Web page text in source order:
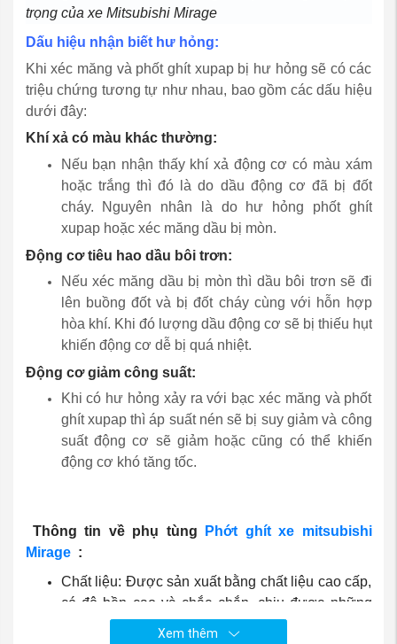
trọng của xe Mitsubishi Mirage
Dấu hiệu nhận biết hư hỏng:
Khi xéc măng và phốt ghít xupap bị hư hỏng sẽ có các
triệu chứng tương tự như nhau, bao gồm các dấu hiệu
dưới đây:
Khí xả có màu khác thường:
Nếu bạn nhận thấy khí xả động cơ có màu xám
hoặc trắng thì đó là do dầu động cơ đã bị đốt
cháy. Nguyên nhân là do hư hỏng phốt ghít
xupap hoặc xéc măng dầu bị mòn.
Động cơ tiêu hao dầu bôi trơn:
Nếu xéc măng dầu bị mòn thì dầu bôi trơn sẽ đi
lên buồng đốt và bị đốt cháy cùng với hỗn hợp
hòa khí. Khi đó lượng dầu động cơ sẽ bị thiếu hụt
khiến động cơ dễ bị quá nhiệt.
Động cơ giảm công suất:
Khi có hư hỏng xảy ra với bạc xéc măng và phốt
ghít xupap thì áp suất nén sẽ bị suy giảm và công
suất động cơ sẽ giảm hoặc cũng có thể khiến
động cơ khó tăng tốc.
Thông tin về phụ tùng
Phớt ghít xe mitsubishi
Mirage :
Chất liệu: Được sản xuất bằng chất liệu cao cấp,
có độ bền cao và chắc chắn, chịu được những
điều kiện khắc nghiệt của thời tiết.
Xem thêm